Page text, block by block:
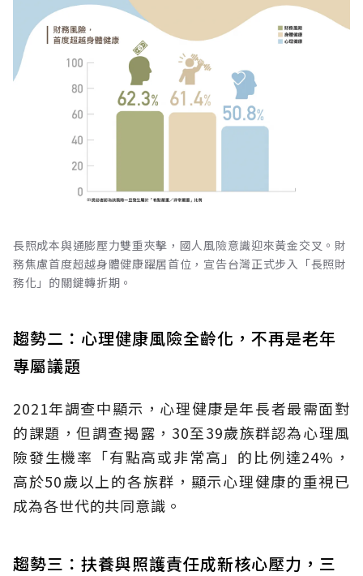
長照成本與通膨壓力雙重夾擊，國人風險意識迎來黃金交叉。財
務焦慮首度超越身體健康躍居首位，宣告台灣正式步入「長照財
務化」的關鍵轉折期。
趨勢二：心理健康風險全齡化，不再是老年
專屬議題
2021年調查中顯示，心理健康是年長者最需面對
的課題，但調查揭露，30至39歲族群認為心理風
險發生機率「有點高或非常高」的比例達24%，
高於50歲以上的各族群，顯示心理健康的重視已
成為各世代的共同意識。
趨勢三：扶養與照護責任成新核心壓力，三